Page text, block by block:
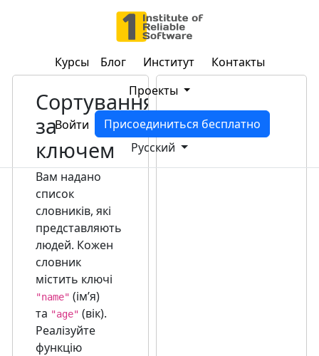
Курсы Блог Институт
Контакты
Проекты
Войти
Присоединиться бесплатно
Русский
Сортування
за
ключем
Вам надано
список
словників, які
представляють
людей. Кожен
словник
містить ключі
"name" (імʼя)
та "age" (вік).
Реалізуйте
функцію